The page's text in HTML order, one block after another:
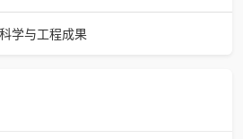
代她力量——巾帼天团第四次组委会
月15日，巾帼天团第四次组委会筹
学与工程成果
星